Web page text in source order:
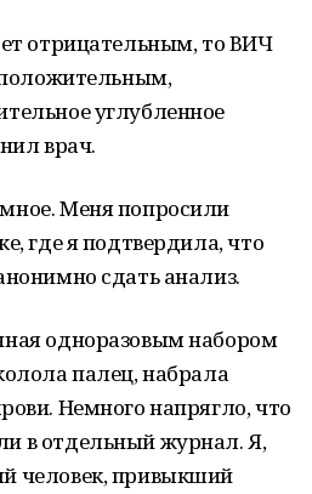
отрицательным, то ВИЧ
углубленное
врач.
Меня попросили
где я подтвердила, что
сдать анализ.
одноразовым набором
палец, набрала
Немного напрягло, что
в отдельный журнал. Я,
человек, привыкший